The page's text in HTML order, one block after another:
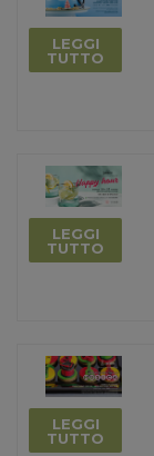
LEGGI
TUTTO
LEGGI
TUTTO
LEGGI
TUTTO